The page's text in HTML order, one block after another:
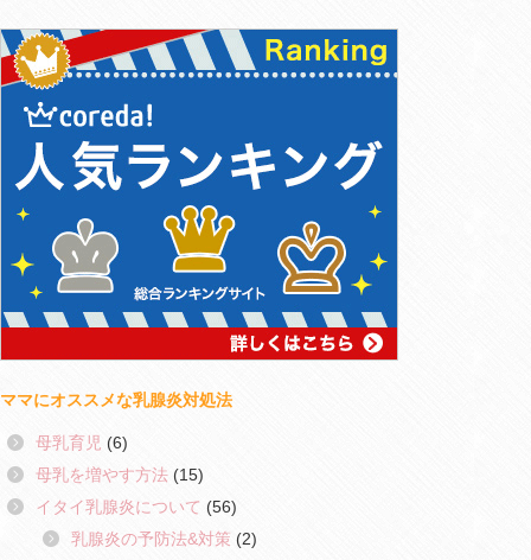
ママにオススメな乳腺炎対処法
母乳育児 (6)
母乳を増やす方法 (15)
イタイ乳腺炎について (56)
乳腺炎の予防法&対策 (2)